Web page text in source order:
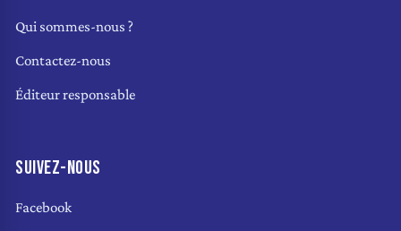
Qui sommes-nous ?
Contactez-nous
Éditeur responsable
SUIVEZ-NOUS
Facebook